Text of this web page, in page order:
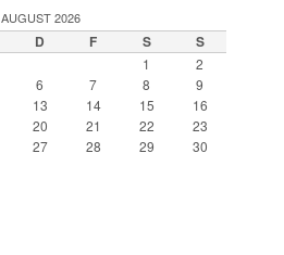
AUGUST 2026
D F S S
1
2
6 7 8
9
13 14 15
16
20 21 22
23
27 28 29
30